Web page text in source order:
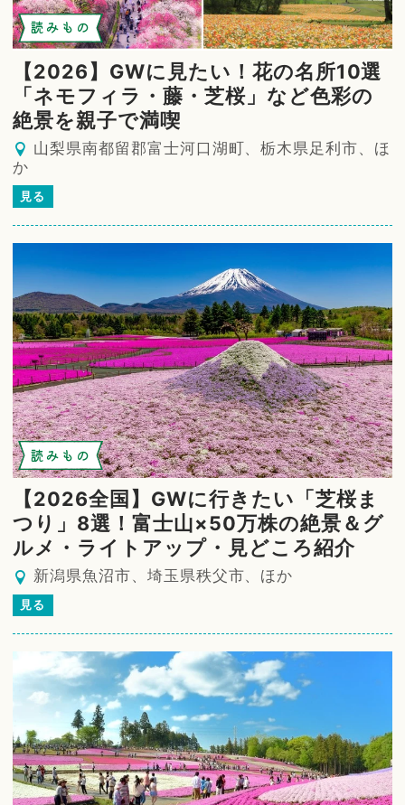
読みもの
【2026】GWに見たい！花の名所10選
「ネモフィラ・藤・芝桜」など色彩の
絶景を親子で満喫
山梨県南都留郡富士河口湖町、栃木県足利市、ほ
か
見る
読みもの
【2026全国】GWに行きたい「芝桜ま
つり」8選！富士山×50万株の絶景＆グ
ルメ・ライトアップ・見どころ紹介
新潟県魚沼市、埼玉県秩父市、ほか
見る